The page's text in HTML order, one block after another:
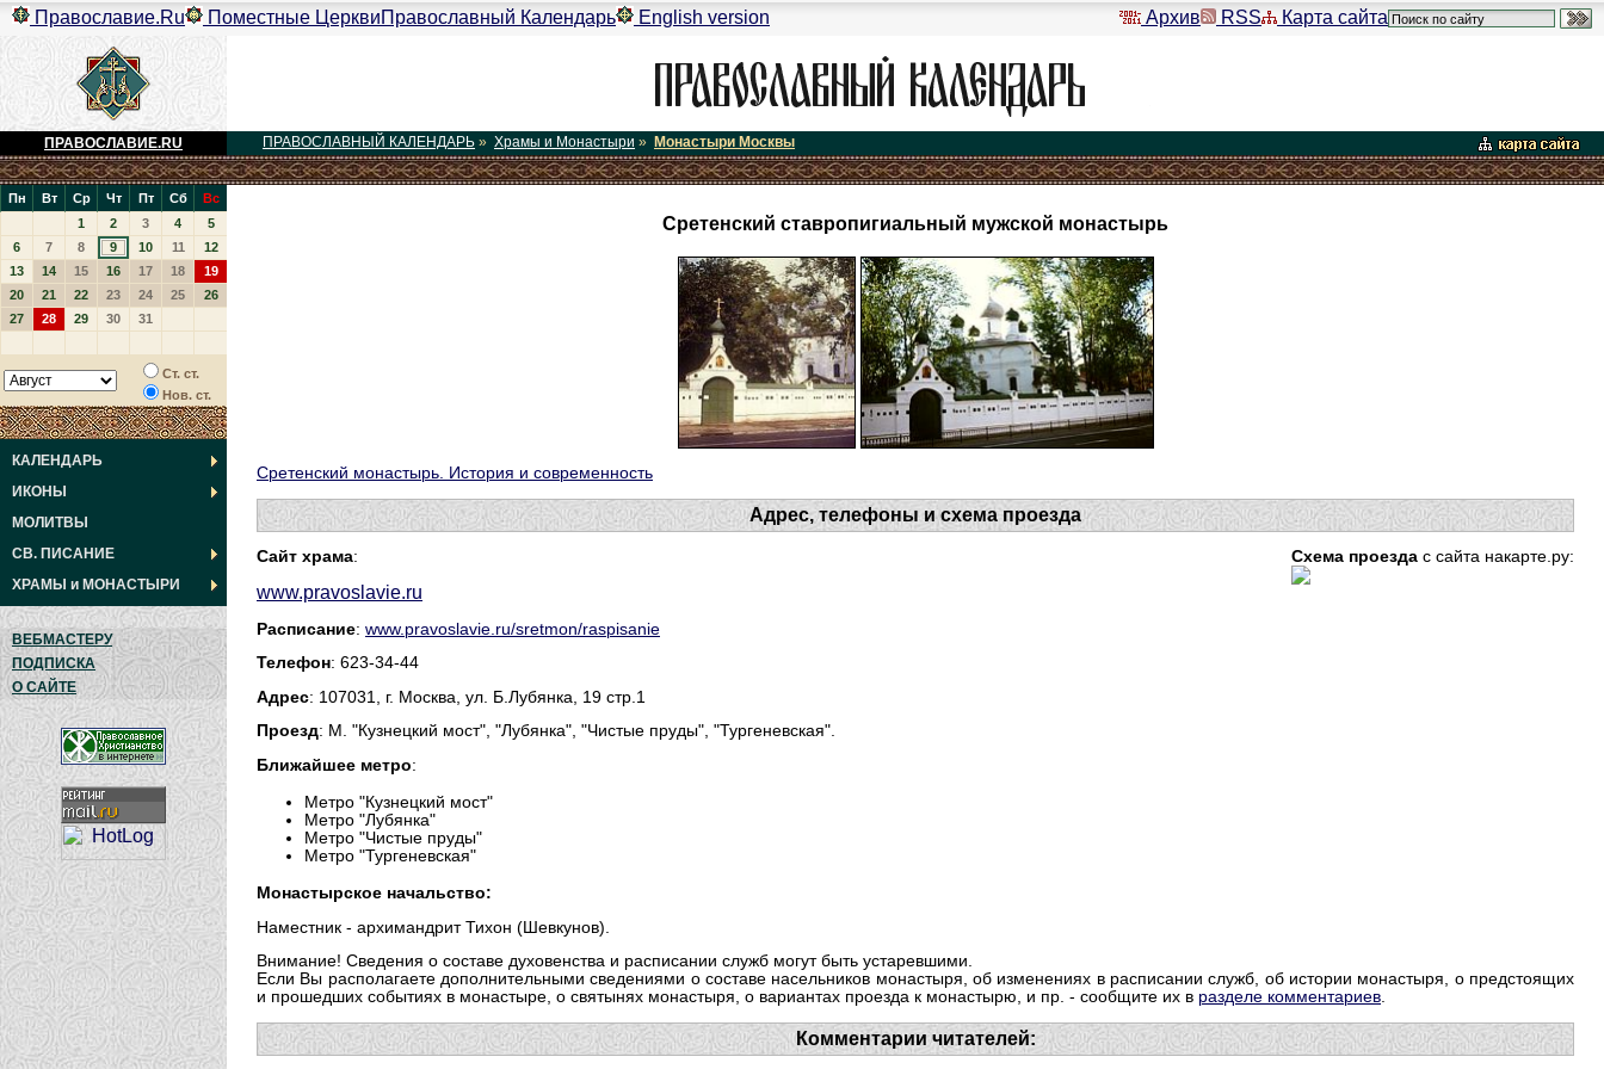
Архив RSS Карта сайта
Православие.Ru Поместные ЦерквиПравославный Календарь English version
ПРАВОСЛАВИЕ.RU ПРАВОСЛАВНЫЙ КАЛЕНДАРЬ » Храмы и Монастыри » Монастыри Москвы
Пн Вт Ср Чт Пт Сб
Вс
1
2 3 4
5
6
7 8 9 10 11
12
13
14 15 16 17 18
19
20
21 22 23 24 25
26
27
28 29 30 31
Ст. ст.
Нов. ст.
КАЛЕНДАРЬ
ИКОНЫ
МОЛИТВЫ
СВ. ПИСАНИЕ
ХРАМЫ и МОНАСТЫРИ
ВЕБМАСТЕРУ
ПОДПИСКА
О САЙТЕ
Сретенский ставропигиальный мужской монастырь
Сретенский монастырь. История и современность
Адрес, телефоны и схема проезда
Схема проезда с сайта накарте.ру:
Сайт храма:
www.pravoslavie.ru
Расписание: www.pravoslavie.ru/sretmon/raspisanie
Телефон: 623-34-44
Адрес: 107031, г. Москва, ул. Б.Лубянка, 19 стр.1
Проезд: М. "Кузнецкий мост", "Лубянка", "Чистые пруды", "Тургеневская".
Ближайшее метро:
Метро "Кузнецкий мост"
Метро "Лубянка"
Метро "Чистые пруды"
Метро "Тургеневская"
Монастырское начальство:
Наместник - архимандрит Тихон (Шевкунов).
Внимание! Сведения о составе духовенства и расписании служб могут быть устаревшими.
Если Вы располагаете дополнительными сведениями о составе насельников монастыря, об изменениях в расписании служб, об истории монастыря, о предстоящих
и прошедших событиях в монастыре, о святынях монастыря, о вариантах проезда к монастырю, и пр. - сообщите их в разделе комментариев.
Комментарии читателей: